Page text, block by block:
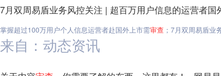
7月双周易盾业务风控关注 | 超百万用户信息的运营者
掌握超过100万用户个人信息运营者赴国外上市需审查 ；7月双周易盾
来自：动态资讯